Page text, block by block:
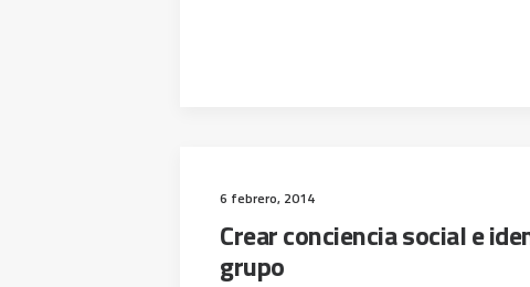
6 febrero, 2014
Crear conciencia social e
grupo